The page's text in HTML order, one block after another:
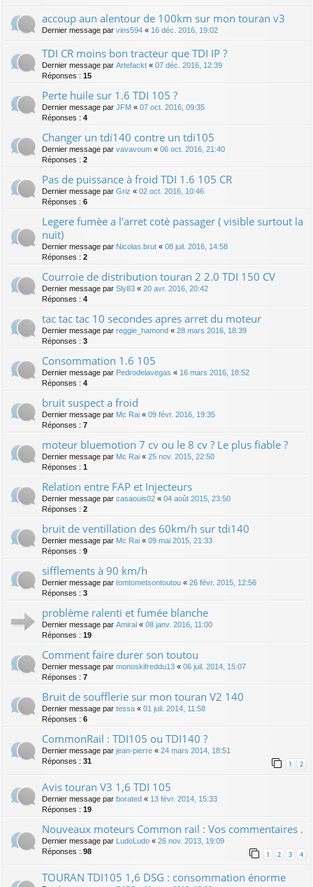
accoup aun alentour de 100km sur mon touran v3
Dernier message par vins594 « 16 déc. 2016, 19:02
TDI CR moins bon tracteur que TDI IP ?
Dernier message par Artefackt « 07 déc. 2016, 12:39
Réponses : 15
Perte huile sur 1.6 TDI 105 ?
Dernier message par JFM « 07 oct. 2016, 09:35
Réponses : 4
Changer un tdi140 contre un tdi105
Dernier message par vavavoum « 06 oct. 2016, 21:40
Réponses : 2
Pas de puissance à froid TDI 1.6 105 CR
Dernier message par Griz « 02 oct. 2016, 10:46
Réponses : 6
Legere fumèe a l'arret cotè passager ( visible surtout la
nuit)
Dernier message par Nicolas.brut « 08 juil. 2016, 14:58
Réponses : 2
Courroie de distribution touran 2 2.0 TDI 150 CV
Dernier message par Sly83 « 20 avr. 2016, 20:42
Réponses : 4
tac tac tac 10 secondes apres arret du moteur
Dernier message par reggie_hamond « 28 mars 2016, 18:39
Réponses : 3
Consommation 1.6 105
Dernier message par Pedrodelavegas « 16 mars 2016, 18:52
Réponses : 4
bruit suspect a froid
Dernier message par Mc Rai « 09 févr. 2016, 19:35
Réponses : 7
moteur bluemotion 7 cv ou le 8 cv ? Le plus fiable ?
Dernier message par Mc Rai « 25 nov. 2015, 22:50
Réponses : 1
Relation entre FAP et Injecteurs
Dernier message par casaouis02 « 04 août 2015, 23:50
Réponses : 2
bruit de ventillation des 60km/h sur tdi140
Dernier message par Mc Rai « 09 mai 2015, 21:33
Réponses : 9
sifflements à 90 km/h
Dernier message par tomtometsontoutou « 26 févr. 2015, 12:56
Réponses : 3
problème ralenti et fumée blanche
Dernier message par Amiral « 08 janv. 2016, 11:00
Réponses : 19
Comment faire durer son toutou
Dernier message par monoskifreddu13 « 06 juil. 2014, 15:07
Réponses : 7
Bruit de soufflerie sur mon touran V2 140
Dernier message par tessa « 01 juil. 2014, 11:58
Réponses : 6
CommonRail : TDI105 ou TDI140 ?
Dernier message par jean-pierre « 24 mars 2014, 18:51
Réponses : 31 1 2
Avis touran V3 1,6 TDI 105
Dernier message par borated « 13 févr. 2014, 15:33
Réponses : 19
Nouveaux moteurs Common rail : Vos commentaires .
Dernier message par LudoLudo « 26 nov. 2013, 19:09
Réponses : 98 1 2 3 4
TOURAN TDI105 1,6 DSG : consommation énorme